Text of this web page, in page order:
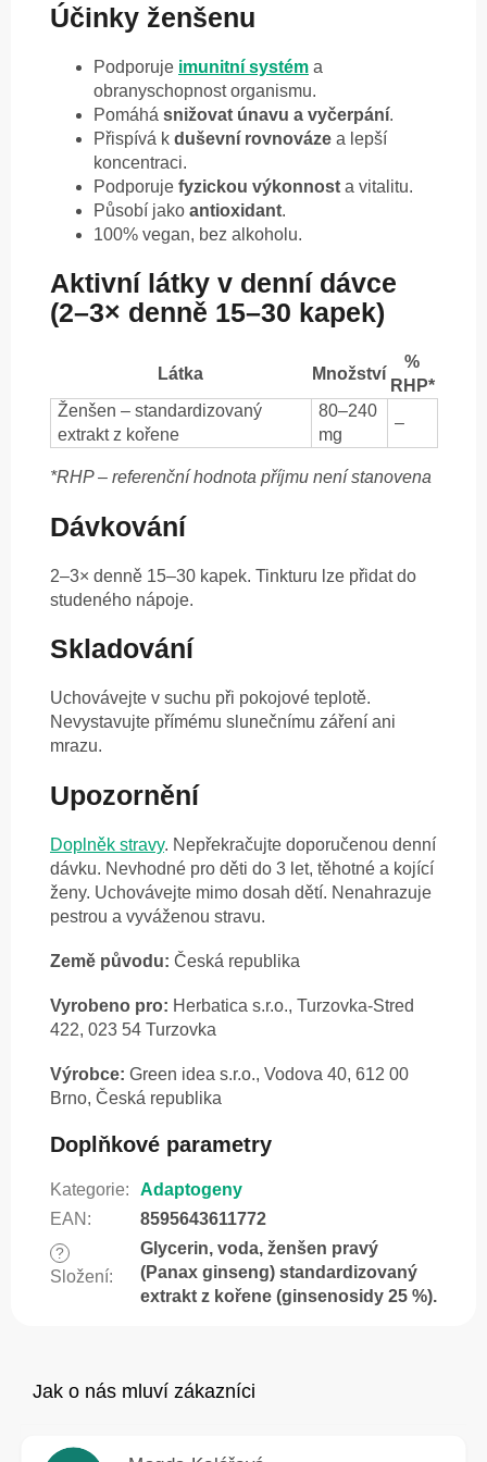
Účinky ženšenu
Podporuje imunitní systém a
obranyschopnost organismu.
Pomáhá snižovat únavu a vyčerpání.
Přispívá k duševní rovnováze a lepší
koncentraci.
Podporuje fyzickou výkonnost a vitalitu.
Působí jako antioxidant.
100% vegan, bez alkoholu.
Aktivní látky v denní dávce
(2–3× denně 15–30 kapek)
Látka Množství
%
RHP*
Ženšen – standardizovaný
extrakt z kořene
80–240
mg
–
*RHP – referenční hodnota příjmu není stanovena
Dávkování
2–3× denně 15–30 kapek. Tinkturu lze přidat do
studeného nápoje.
Skladování
Uchovávejte v suchu při pokojové teplotě.
Nevystavujte přímému slunečnímu záření ani
mrazu.
Upozornění
Doplněk stravy. Nepřekračujte doporučenou denní
dávku. Nevhodné pro děti do 3 let, těhotné a kojící
ženy. Uchovávejte mimo dosah dětí. Nenahrazuje
pestrou a vyváženou stravu.
Země původu: Česká republika
Vyrobeno pro: Herbatica s.r.o., Turzovka-Stred
422, 023 54 Turzovka
Výrobce: Green idea s.r.o., Vodova 40, 612 00
Brno, Česká republika
Doplňkové parametry
Kategorie:
Adaptogeny
EAN : 8595643611772
?
Složení:
Glycerin, voda, ženšen pravý
(Panax ginseng) standardizovaný
extrakt z kořene (ginsenosidy 25 %).